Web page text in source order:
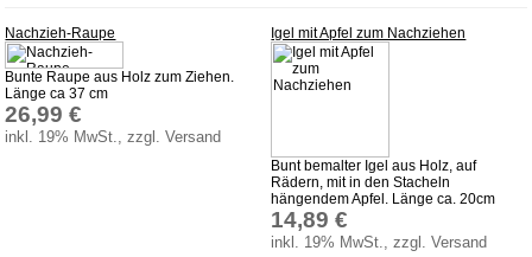
Service
Datenschutz
Nachzieh-Raupe
Bunte Raupe aus Holz zum Ziehen.
Länge ca 37 cm
26,99 €
inkl. 19% MwSt., zzgl. Versand
Igel mit Apfel zum Nachziehen
Bunt bemalter Igel aus Holz, auf
Rädern, mit in den Stacheln
hängendem Apfel. Länge ca. 20cm
14,89 €
inkl. 19% MwSt., zzgl. Versand